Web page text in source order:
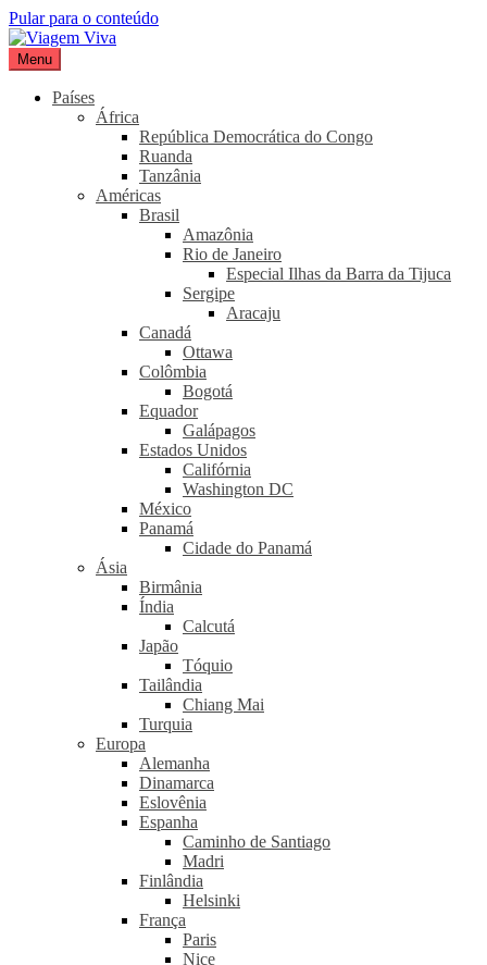
Pular para o conteúdo
Viagem Viva
Seu portal de turismo sustentável
Menu
Países
África
República Democrática do Congo
Ruanda
Tanzânia
Américas
Brasil
Amazônia
Rio de Janeiro
Especial Ilhas da Barra da Tijuca
Sergipe
Aracaju
Canadá
Ottawa
Colômbia
Bogotá
Equador
Galápagos
Estados Unidos
Califórnia
Washington DC
México
Panamá
Cidade do Panamá
Ásia
Birmânia
Índia
Calcutá
Japão
Tóquio
Tailândia
Chiang Mai
Turquia
Europa
Alemanha
Dinamarca
Eslovênia
Espanha
Caminho de Santiago
Madri
Finlândia
Helsinki
França
Paris
Nice